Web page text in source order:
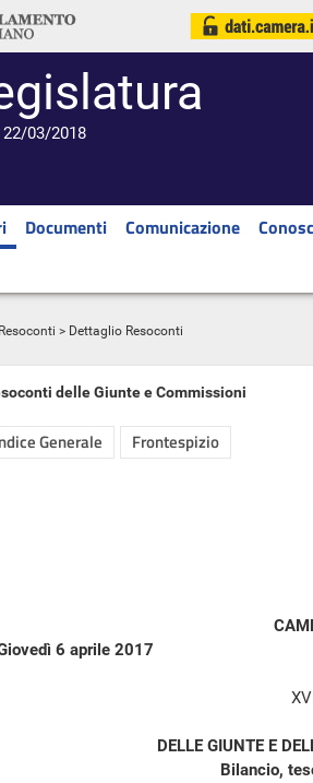
03/2018
Documenti Comunicazione
Resoconti > Dettaglio Resoconti
delle Giunte e Commissioni
Generale Frontespizio
6 aprile 2017
DELLE GIUNTE E
Bilancio,